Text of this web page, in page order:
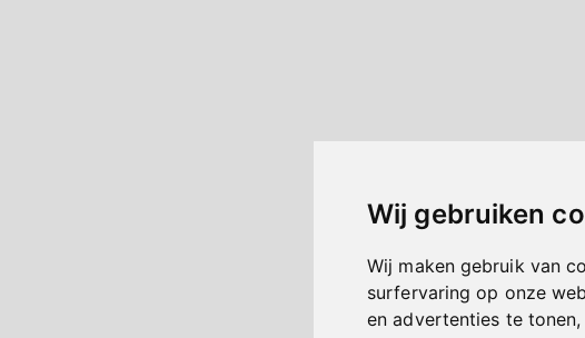
Wij gebruiken
Wij maken gebruik van
surfervaring op onze
en advertenties te